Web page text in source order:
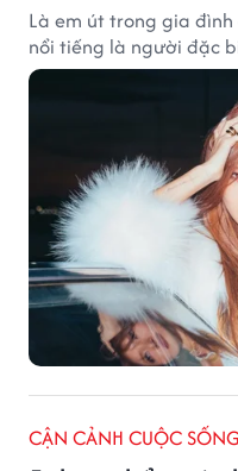
Là em út trong gia
nổi tiếng là người đặc
CẬN CẢNH CUỘC SỐNG